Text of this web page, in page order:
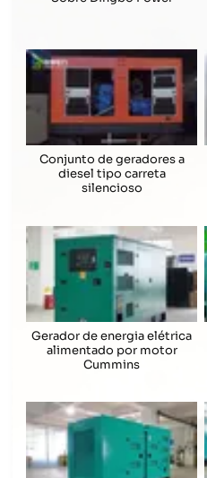
Conjunto de geradores a
diesel tipo carreta
silencioso
Gerador de energia elétrica
alimentado por motor
Cummins